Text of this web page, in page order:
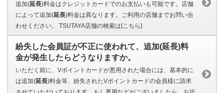
追加(延長)料金はクレジットカードでのお支払いも可能です。店舗
によって追加(延長)料金は異なります。ご利用の店舗までお問い合
わせください。 TSUTAYA店舗の検索は[こちら]
紛失した会員証が不正に使われて、追加(延長)料
金が発生したらどうなりますか。
いただく前に、Vポイントカードが悪用された場合には、基本的に
は追加(延長)料金等、紛失されたVポイントカードの会員様に請求